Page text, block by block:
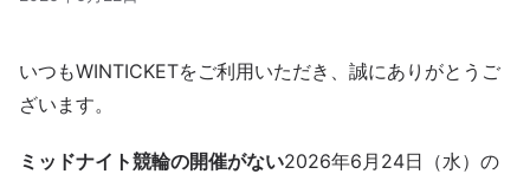
いつもWINTICKETをご利用いただき、誠にありがとうご
ざいます。
ミッドナイト競輪の開催がない2026年6月24日（水）の